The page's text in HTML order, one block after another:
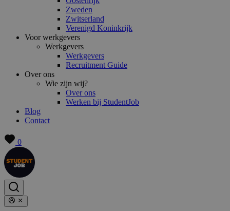
Zweden
Zwitserland
Verenigd Koninkrijk
Voor werkgevers
Werkgevers
Werkgevers
Recruitment Guide
Over ons
Wie zijn wij?
Over ons
Werken bij StudentJob
Blog
Contact
0